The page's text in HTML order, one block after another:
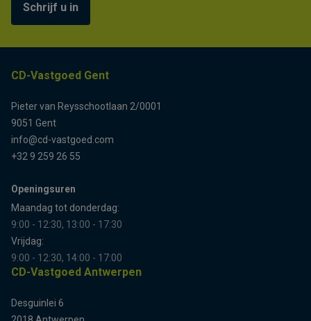
Schrijf u in
CD-Vastgoed Gent
Pieter van Reysschootlaan 2/0001
9051 Gent
info@cd-vastgoed.com
+32 9 259 26 55
Openingsuren
Maandag tot donderdag:
9:00 - 12:30, 13:00 - 17:30
Vrijdag:
9:00 - 12:30, 14:00 - 17:00
CD-Vastgoed Antwerpen
Desguinlei 6